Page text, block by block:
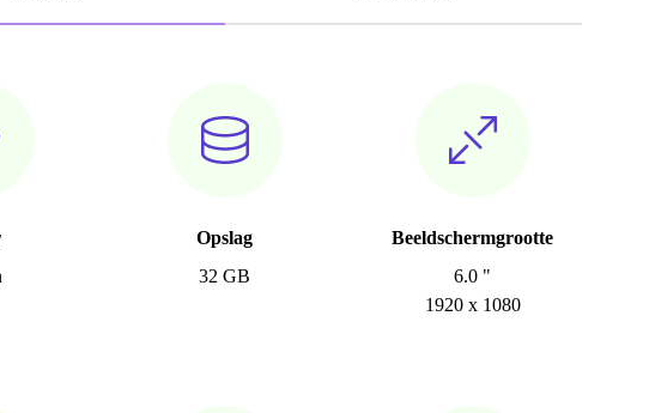
Opslag
32 GB
Beeldschermgrootte
6.0 "
1920 x 1080